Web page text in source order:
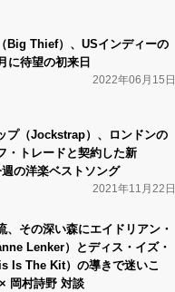
Big Thief）、USインディーの
に待望の初来日
2022年06月15日
プ（Jockstrap）、ロンドンの
・トレードと契約した新
の洋楽ベストソング
2021年11月22日
、その深い森にエイドリアン・
Lenker）とディス・イズ・
Is The Kit）の導きで迷いこ
岡村詩野 対談